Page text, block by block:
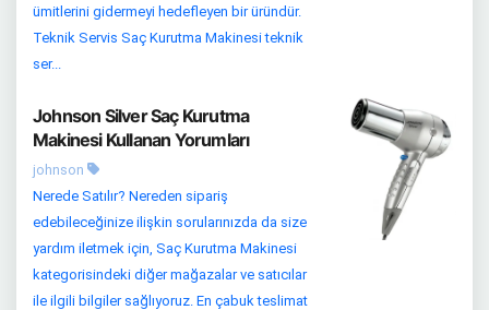
ümitlerini gidermeyi hedefleyen bir üründür.
Teknik Servis Saç Kurutma Makinesi teknik
ser...
Johnson Silver Saç Kurutma
Makinesi Kullanan Yorumları
johnson
Nerede Satılır? Nereden sipariş
edebileceğinize ilişkin sorularınızda da size
yardım iletmek için, Saç Kurutma Makinesi
kategorisindeki diğer mağazalar ve satıcılar
ile ilgili bilgiler sağlıyoruz. En çabuk teslimat